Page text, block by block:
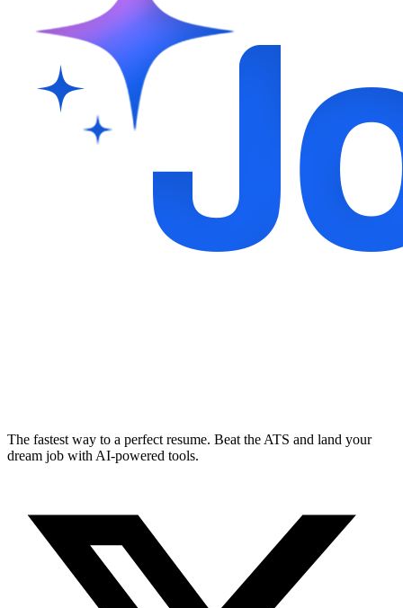
The fastest way to a perfect resume. Beat the ATS and land your
dream job with AI-powered tools.